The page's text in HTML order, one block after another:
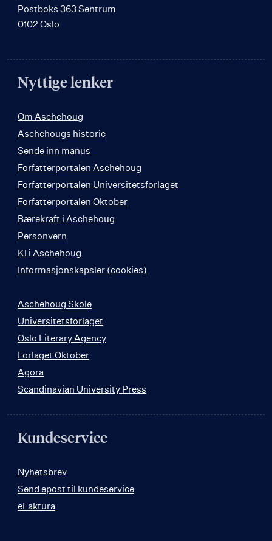
Postboks 363 Sentrum
0102 Oslo
Nyttige lenker
Om Aschehoug
Aschehougs historie
Sende inn manus
Forfatterportalen Aschehoug
Forfatterportalen Universitetsforlaget
Forfatterportalen Oktober
Bærekraft i Aschehoug
Personvern
KI i Aschehoug
Informasjonskapsler (cookies)
Aschehoug Skole
Universitetsforlaget
Oslo Literary Agency
Forlaget Oktober
Agora
Scandinavian University Press
Kundeservice
Nyhetsbrev
Send epost til kundeservice
eFaktura